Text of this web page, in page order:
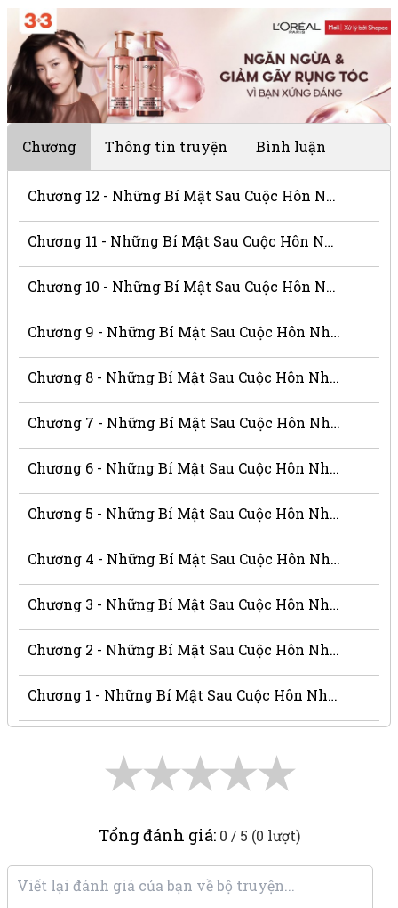
Chương Thông tin truyện Bình luận
Chương 12 - Những Bí Mật Sau Cuộc Hôn Nhân
Chương 11 - Những Bí Mật Sau Cuộc Hôn Nhân
Chương 10 - Những Bí Mật Sau Cuộc Hôn Nhân
Chương 9 - Những Bí Mật Sau Cuộc Hôn Nhân
Chương 8 - Những Bí Mật Sau Cuộc Hôn Nhân
Chương 7 - Những Bí Mật Sau Cuộc Hôn Nhân
Chương 6 - Những Bí Mật Sau Cuộc Hôn Nhân
Chương 5 - Những Bí Mật Sau Cuộc Hôn Nhân
Chương 4 - Những Bí Mật Sau Cuộc Hôn Nhân
Chương 3 - Những Bí Mật Sau Cuộc Hôn Nhân
Chương 2 - Những Bí Mật Sau Cuộc Hôn Nhân
Chương 1 - Những Bí Mật Sau Cuộc Hôn Nhân
★
★
★
★
★
Tổng đánh giá: 0 / 5 (0 lượt)